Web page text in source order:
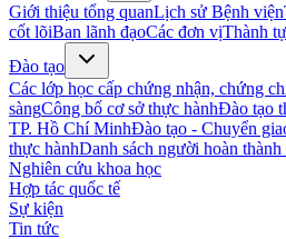
Giới thiệu tổng quanLịch sử Bệnh viện
cốt lõiBan lãnh đạoCác đơn vịThành
Đào tạo
Các lớp học cấp chứng nhận, chứng
sàngCông bố cơ sở thực hànhĐào tạo
TP. Hồ Chí MinhĐào tạo - Chuyển
thực hànhDanh sách người hoàn thành
Nghiên cứu khoa học
Hợp tác quốc tế
Sự kiện
Tin tức